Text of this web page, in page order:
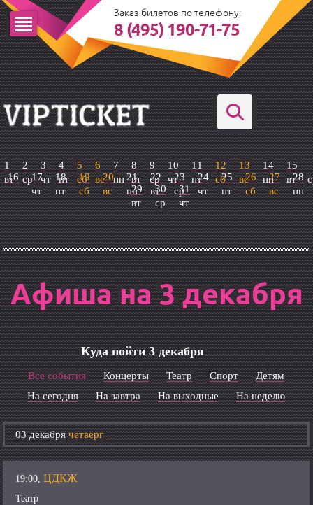
Заказ билетов по телефону:
8 (495) 190-71-75
вт
1
ср
2
чт
3
пт
4
сб
5
вс
6
пн
7
вт
8
ср
9
чт
10
пт
11
сб
12
вс
13
пн
14
вт
15
16
чт
17
пт
18
сб
19
вс
20
пн
21
вт
22
ср
23
чт
24
пт
25
сб
26
вс
27
пн
28
вт
29
ср
30
чт
31
Афиша на 3 декабря
Куда пойти 3 декабря
Все события Концерты Театр Спорт
Детям
На сегодня
На завтра На выходные На неделю
03 декабрячетверг
19:00,ЦДКЖ
Театр